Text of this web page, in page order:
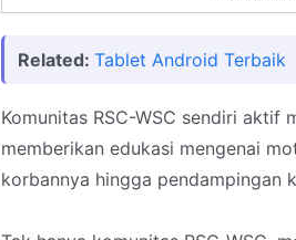
Related: Tablet Android Terbaik
Komunitas RSC-WSC sendiri aktif
memberikan edukasi mengenai
korbannya hingga pendampingan